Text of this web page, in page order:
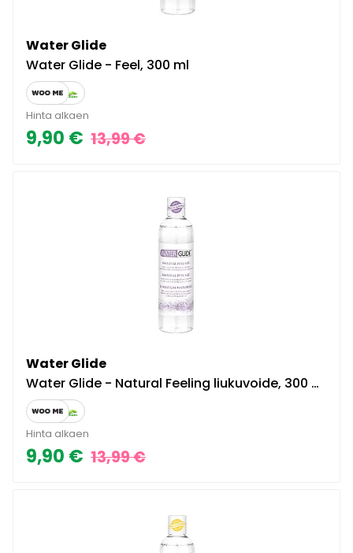
Water Glide
Water Glide - Feel, 300 ml
Hinta alkaen
9,90 € 13,99 €
Water Glide
Water Glide - Natural Feeling liukuvoide, 300 ml, täyteläinen, luonnollisen tuntuinen, hajusteeton, väriaineeton, riittoisa
Hinta alkaen
9,90 € 13,99 €